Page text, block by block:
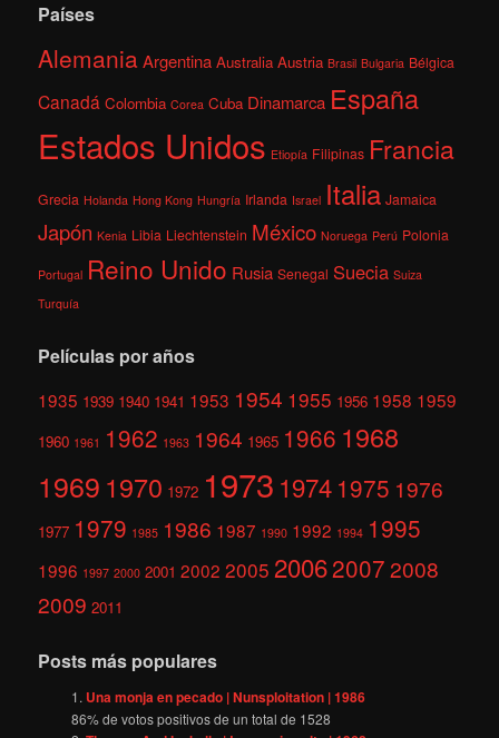
Países
AlemaniaArgentina Australia Austria Brasil Bulgaria Bélgica
Canadá Colombia Corea Cuba Dinamarca España
Estados Unidos Etiopía Filipinas Francia
Grecia Holanda Hong Kong Hungría Irlanda Israel Italia Jamaica
Japón Kenia Libia Liechtenstein México Noruega Perú Polonia
Portugal Reino Unido Rusia Senegal Suecia Suiza
Turquía
Películas por años
1935 1939 1940 1941 1953 1954 1955 1956 1958 1959
1960 1961 1962 1963 1964 1965 1966 1968
1969 1970 1972 1973 1974 1975 1976
1977 1979 1985 1986 1987 1990 1992 1994 1995
1996 1997 2000 2001 2002 2005 200620072008
2009 2011
Posts más populares
Una monja en pecado | Nunsploitation | 1986
86% de votos positivos de un total de 1528